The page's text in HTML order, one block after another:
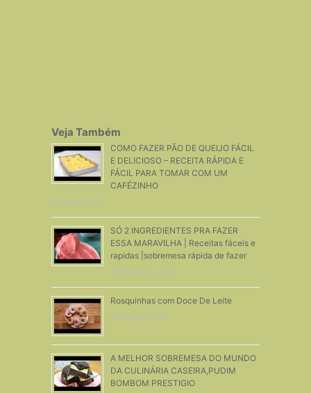
Veja Também
COMO FAZER PÃO DE QUEIJO FÁCIL
E DELICIOSO – RECEITA RÁPIDA E
FÁCIL PARA TOMAR COM UM
CAFÉZINHO
3 Junho, 2021
SÓ 2 INGREDIENTES PRA FAZER
ESSA MARAVILHA | Receitas fáceis e
rapidas |sobremesa rápida de fazer
10 Fevereiro, 2021
Rosquinhas com Doce De Leite
30 Março, 2021
A MELHOR SOBREMESA DO MUNDO
DA CULINÁRIA CASEIRA,PUDIM
BOMBOM PRESTIGIO